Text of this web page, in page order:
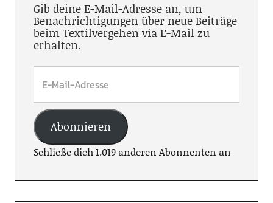
Gib deine E-Mail-Adresse an, um
Benachrichtigungen über neue Beiträge
beim Textilvergehen via E-Mail zu
erhalten.
Abonnieren
Schließe dich 1.019 anderen Abonnenten an